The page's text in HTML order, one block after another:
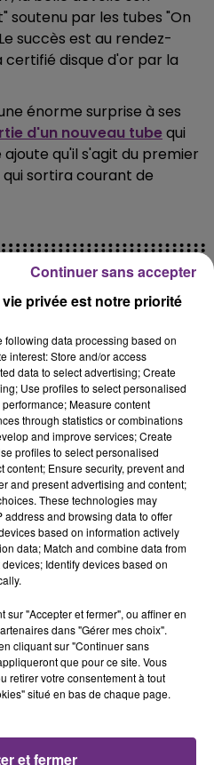
soutenu par les tubes "On
succès est au rendez-
certifié disque d'or par la
énorme surprise à ses
d'un nouveau tubequi
qu'il s'agit du premier
sortira courant de
BLOQUE LA
ARDENNES
déclaré ce mercredi en
END
WOINIC
grand jour :
privée est notre priorité
following data processing based on
interest: Store and/or access
data to select advertising; Create
Use profiles to select personalised
Measure content
through statistics or combinations
and improve services; Create
profiles to select personalised
content; Ensure security, prevent and
and present advertising and content;
These technologies may
and browsing data to offer
based on information actively
data; Match and combine data from
Identify devices based on
sur "Accepter et fermer", ou affiner en
dans "Gérer mes choix".
cliquant sur "Continuer sans
que pour ce site. Vous
retirer votre consentement à tout
situé en bas de chaque page.
et fermer
Continuer sans accepter